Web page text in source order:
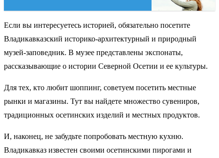
Если вы интересуетесь историей, обязательно посетите
Владикавказский историко-архитектурный и природный
музей-заповедник. В музее представлены экспонаты,
рассказывающие о истории Северной Осетии и ее культуры.
Для тех, кто любит шоппинг, советуем посетить местные
рынки и магазины. Тут вы найдете множество сувениров,
традиционных осетинских изделий и местных продуктов.
И, наконец, не забудьте попробовать местную кухню.
Владикавказ известен своими осетинскими пирогами и